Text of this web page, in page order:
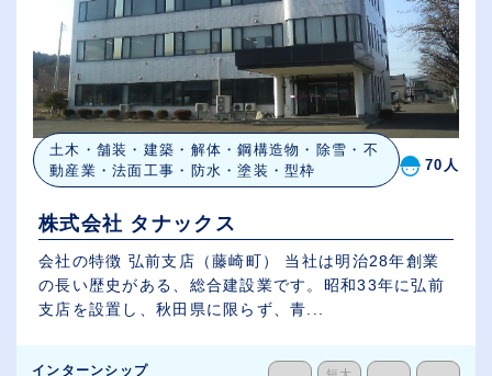
土木・舗装・建築・解体・鋼構造物・除雪・不
動産業・法面工事・防水・塗装・型枠
70人
株式会社 タナックス
会社の特徴 弘前支店（藤崎町） 当社は明治28年創業
の長い歴史がある、総合建設業です。昭和33年に弘前
支店を設置し、秋田県に限らず、青...
インターンシップ